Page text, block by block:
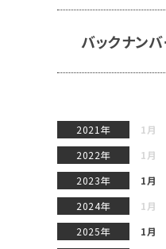
バックナン
2021年 1月
2022年
1月
2023年
1月
2024年
1月
2025年
1月